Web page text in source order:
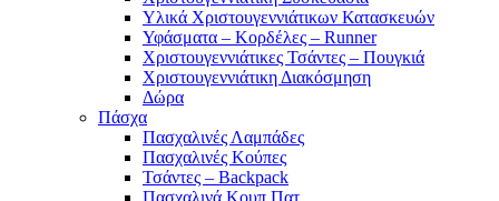
Υλικά Χριστουγεννιάτικων Κατασκευών
Υφάσματα – Κορδέλες – Runner
Χριστουγεννιάτικες Τσάντες – Πουγκιά
Χριστουγεννιάτικη Διακόσμηση
Δώρα
Πάσχα
Πασχαλινές Λαμπάδες
Πασχαλινές Κούπες
Τσάντες – Backpack